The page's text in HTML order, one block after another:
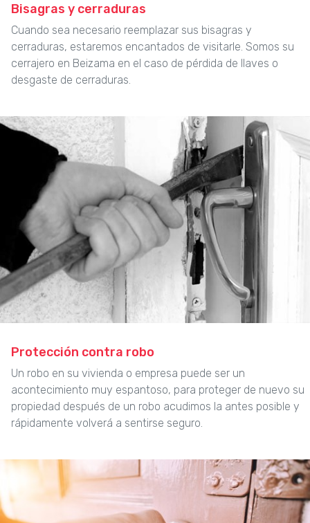
Bisagras y cerraduras
Cuando sea necesario reemplazar sus bisagras y
cerraduras, estaremos encantados de visitarle. Somos su
cerrajero en Beizama en el caso de pérdida de llaves o
desgaste de cerraduras.
Protección contra robo
Un robo en su vivienda o empresa puede ser un
acontecimiento muy espantoso, para proteger de nuevo su
propiedad después de un robo acudimos la antes posible y
rápidamente volverá a sentirse seguro.